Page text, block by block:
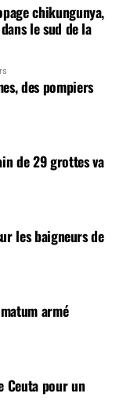
chikungunya,
le sud de la
des pompiers
de 29 grottes va
les baigneurs de
armé
Ceuta pour un